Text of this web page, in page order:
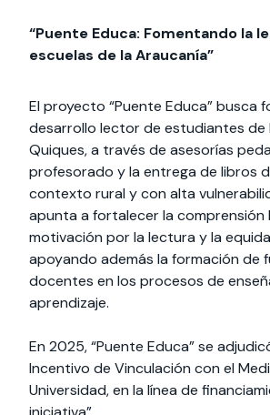
“Puente Educa: Fomentando la
escuelas de la Araucanía”
El proyecto “Puente Educa” busca
desarrollo lector de estudiantes de
Quiques, a través de asesorías
profesorado y la entrega de libros
contexto rural y con alta
apunta a fortalecer la comprensión
motivación por la lectura y la
apoyando además la formación de
docentes en los procesos de
aprendizaje.
En 2025, “Puente Educa” se
Incentivo de Vinculación con el
Universidad, en la línea de